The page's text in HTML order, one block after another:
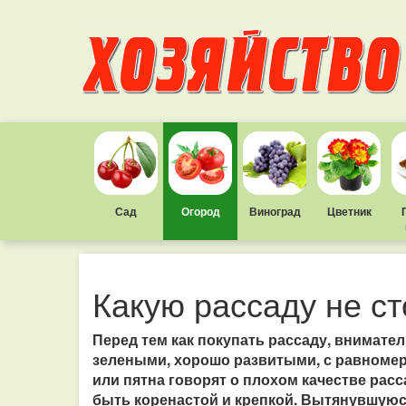
Сад Огород Виноград Цветник
Какую рассаду не
Перед тем как покупать рассаду,
зелеными, хорошо развитыми, с
или пятна говорят о плохом качестве
быть коренастой и крепкой.